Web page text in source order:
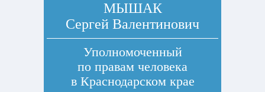
МЫШАК
Сергей Валентинович
Уполномоченный
по правам человека
в Краснодарском крае